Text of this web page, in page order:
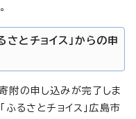
さとチョイス」からの申
附の申し込みが完了しま
ふるさとチョイス」広島市